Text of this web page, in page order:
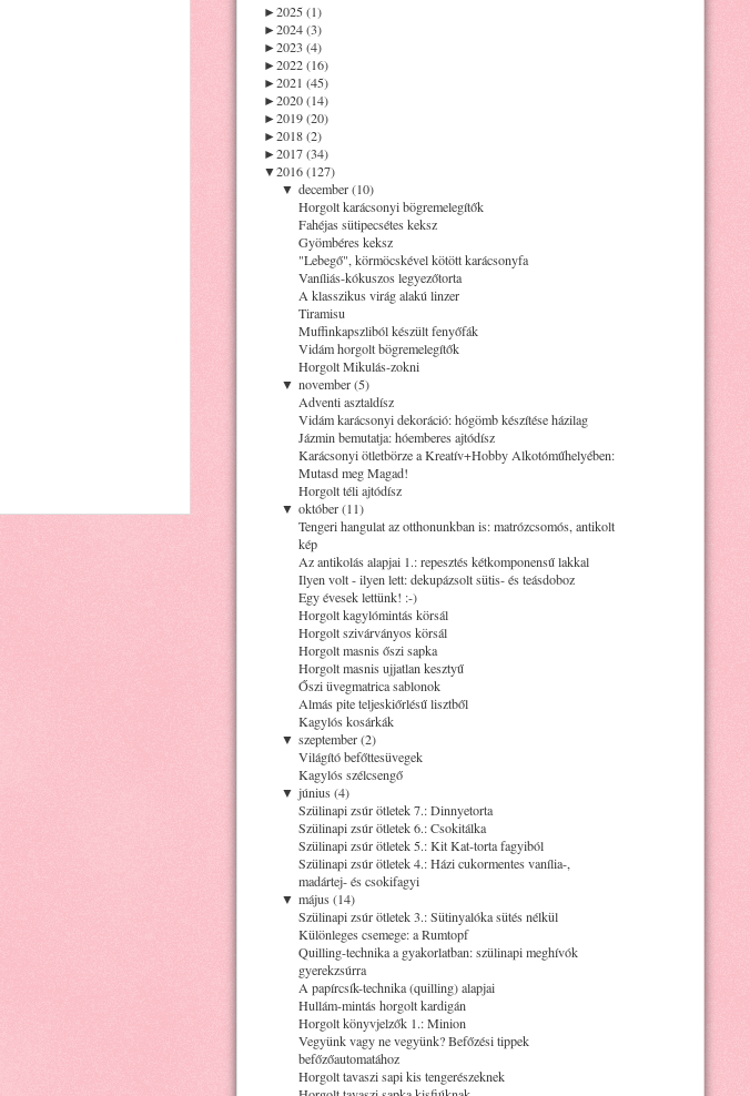
►2025 (1)
►2024 (3)
►2023 (4)
►2022 (16)
►2021 (45)
►2020 (14)
►2019 (20)
►2018 (2)
►2017 (34)
▼2016 (127)
▼ december (10)
Horgolt karácsonyi bögremelegítők
Fahéjas sütipecsétes keksz
Gyömbéres keksz
"Lebegő", körmöcskével kötött karácsonyfa
Vaníliás-kókuszos legyezőtorta
A klasszikus virág alakú linzer
Tiramisu
Muffinkapszliból készült fenyőfák
Vidám horgolt bögremelegítők
Horgolt Mikulás-zokni
▼ november (5)
Adventi asztaldísz
Vidám karácsonyi dekoráció: hógömb készítése házilag
Jázmin bemutatja: hóemberes ajtódísz
Karácsonyi ötletbörze a Kreatív+Hobby Alkotóműhelyében:
Mutasd meg Magad!
Horgolt téli ajtódísz
▼ október (11)
Tengeri hangulat az otthonunkban is: matrózcsomós, antikolt
kép
Az antikolás alapjai 1.: repesztés kétkomponensű lakkal
Ilyen volt - ilyen lett: dekupázsolt sütis- és teásdoboz
Egy évesek lettünk! :-)
Horgolt kagylómintás körsál
Horgolt szivárványos körsál
Horgolt masnis őszi sapka
Horgolt masnis ujjatlan kesztyű
Őszi üvegmatrica sablonok
Almás pite teljeskiőrlésű lisztből
Kagylós kosárkák
▼ szeptember (2)
Világító befőttesüvegek
Kagylós szélcsengő
▼ június (4)
Szülinapi zsúr ötletek 7.: Dinnyetorta
Szülinapi zsúr ötletek 6.: Csokitálka
Szülinapi zsúr ötletek 5.: Kit Kat-torta fagyiból
Szülinapi zsúr ötletek 4.: Házi cukormentes vanília-,
madártej- és csokifagyi
▼ május (14)
Szülinapi zsúr ötletek 3.: Sütinyalóka sütés nélkül
Különleges csemege: a Rumtopf
Quilling-technika a gyakorlatban: szülinapi meghívók
gyerekzsúrra
A papírcsík-technika (quilling) alapjai
Hullám-mintás horgolt kardigán
Horgolt könyvjelzők 1.: Minion
Vegyünk vagy ne vegyünk? Befőzési tippek
befőzőautomatához
Horgolt tavaszi sapi kis tengerészeknek